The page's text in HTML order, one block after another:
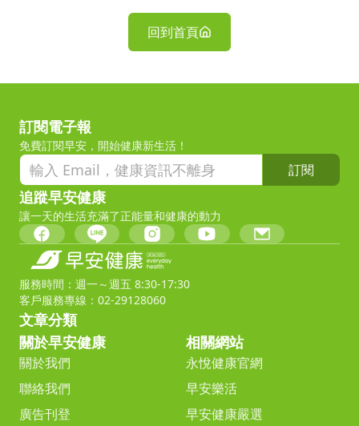
回到首頁
訂閱電子報
免費訂閱早安，開始健康新生活！
訂閱
追蹤早安健康
讓一天的生活充滿了正能量和健康的動力
服務時間：週一～週五 8:30-17:30
客戶服務專線：02-29128060
文章分類
關於早安健康
關於我們
聯絡我們
廣告刊登
相關網站
永悅健康官網
早安樂活
早安健康嚴選